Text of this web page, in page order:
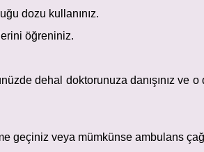
dozu kullanınız.
öğreniniz.
dehal doktorunuza danışınız ve o
veya mümkünse ambulans